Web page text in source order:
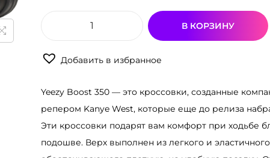
В КОРЗИНУ
Добавить в избранное
Yeezy Boost 350 — это кроссовки, созданные
репером Kanye West, которые еще до релиза
Эти кроссовки подарят вам комфорт при ходьбе
подошве. Верх выполнен из легкого и